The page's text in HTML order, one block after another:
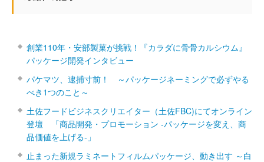
創業110年・安部製菓が挑戦！『カラダに骨骨カルシウム』
パッケージ開発インタビュー
パケマツ、逮捕寸前！ ～パッケージネーミングで必ずやる
べき1つのこと～
土佐フードビジネスクリエイター（土佐FBC)にてオンライン
登壇 「商品開発・プロモーション ‐パッケージを変え、商
品価値を上げる‐」
止まった新規ラミネートフィルムパッケージ、動き出す ～白